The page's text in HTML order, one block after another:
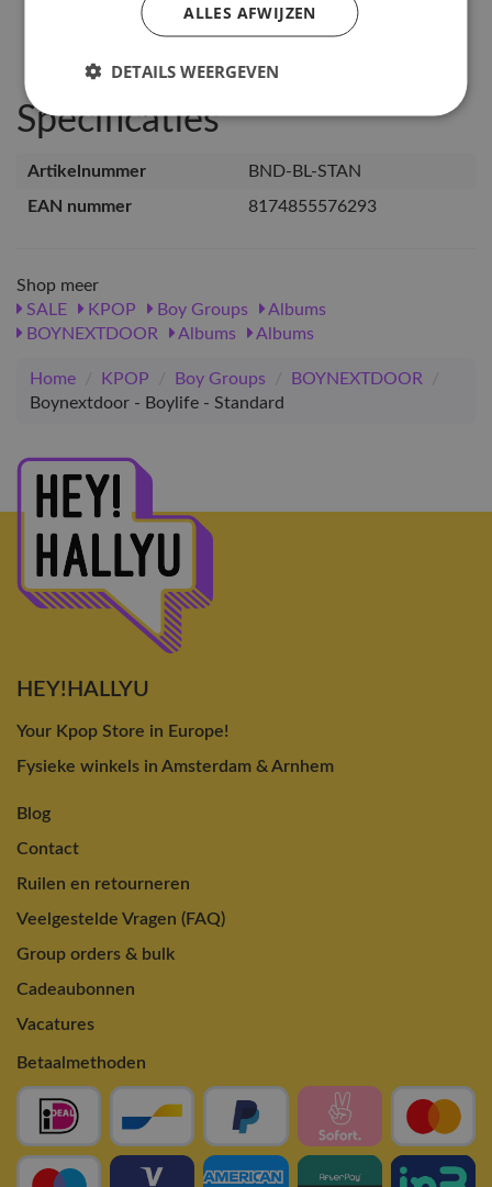
Specificaties
Artikelnummer
BND-BL-STAN
EAN nummer
8174855576293
Shop meer
SALE
KPOP Boy Groups
Albums
BOYNEXTDOOR
Albums Albums
Home / KPOP / Boy Groups / BOYNEXTDOOR
/
Boynextdoor - Boylife - Standard
HEY!HALLYU
Your Kpop Store in Europe!
Fysieke winkels in Amsterdam & Arnhem
Blog
Contact
Ruilen en retourneren
Veelgestelde Vragen (FAQ)
Group orders & bulk
Cadeaubonnen
Vacatures
Betaalmethoden
ALLES AFWIJZEN
DETAILS WEERGEVEN